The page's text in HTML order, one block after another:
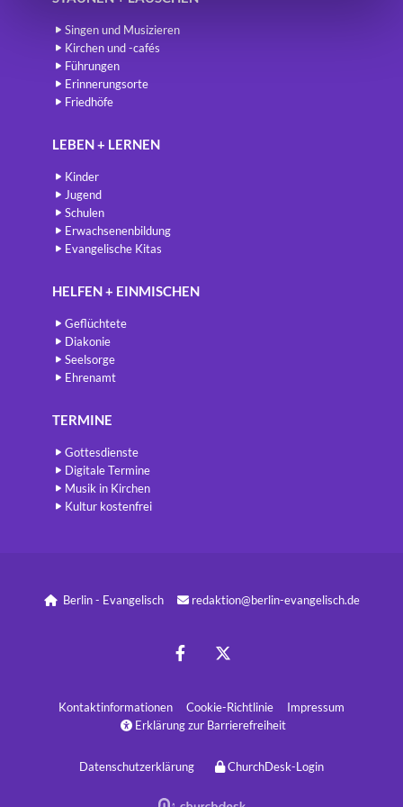
Singen und Musizieren
Kirchen und -cafés
Führungen
Erinnerungsorte
Friedhöfe
LEBEN + LERNEN
Kinder
Jugend
Schulen
Erwachsenenbildung
Evangelische Kitas
HELFEN + EINMISCHEN
Geflüchtete
Diakonie
Seelsorge
Ehrenamt
TERMINE
Gottesdienste
Digitale Termine
Musik in Kirchen
Kultur kostenfrei
Berlin - Evangelisch  redaktion@berlin-evangelisch.de
Kontaktinformationen Cookie-Richtlinie Impressum
Erklärung zur Barrierefreiheit
Datenschutzerklärung ChurchDesk-Login